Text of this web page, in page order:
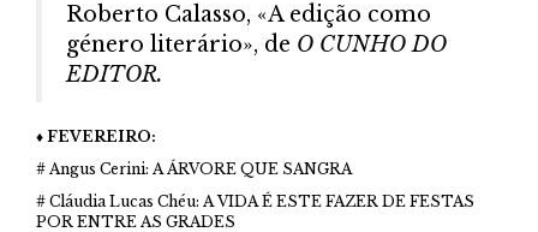
Roberto Calasso, «A edição como
género literário», de O CUNHO DO
EDITOR.
♦ FEVEREIRO:
# Angus Cerini: A ÁRVORE QUE SANGRA
# Cláudia Lucas Chéu: A VIDA É ESTE FAZER DE FESTAS
POR ENTRE AS GRADES